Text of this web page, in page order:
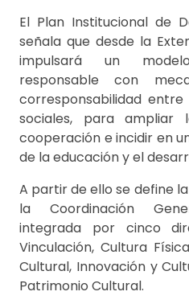
El Plan Institucional de
señala que desde la
impulsará un
responsable con
corresponsabilidad
sociales, para ampliar
cooperación e incidir en
de la educación y el
A partir de ello se define
la Coordinación
integrada por cinco
Vinculación, Cultura
Cultural, Innovación y
Patrimonio Cultural.